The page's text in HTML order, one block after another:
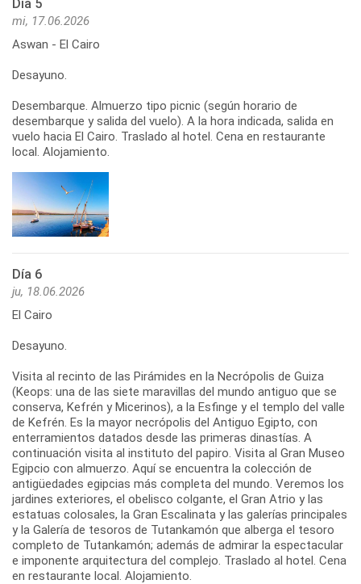
Día 5
mi, 17.06.2026
Aswan - El Cairo
Desayuno.
Desembarque. Almuerzo tipo picnic (según horario de
desembarque y salida del vuelo). A la hora indicada, salida en
vuelo hacia El Cairo. Traslado al hotel. Cena en restaurante
local. Alojamiento.
Día 6
ju, 18.06.2026
El Cairo
Desayuno.
Visita al recinto de las Pirámides en la Necrópolis de Guiza
(Keops: una de las siete maravillas del mundo antiguo que se
conserva, Kefrén y Micerinos), a la Esfinge y el templo del valle
de Kefrén. Es la mayor necrópolis del Antiguo Egipto, con
enterramientos datados desde las primeras dinastías. A
continuación visita al instituto del papiro. Visita al Gran Museo
Egipcio con almuerzo. Aquí se encuentra la colección de
antigüedades egipcias más completa del mundo. Veremos los
jardines exteriores, el obelisco colgante, el Gran Atrio y las
estatuas colosales, la Gran Escalinata y las galerías principales
y la Galería de tesoros de Tutankamón que alberga el tesoro
completo de Tutankamón; además de admirar la espectacular
e imponente arquitectura del complejo. Traslado al hotel. Cena
en restaurante local. Alojamiento.